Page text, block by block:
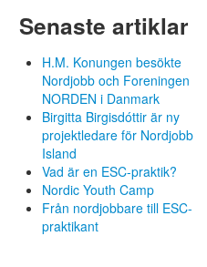
Senaste artiklar
H.M. Konungen besökte
Nordjobb och Foreningen
NORDEN i Danmark
Birgitta Birgisdóttir är ny
projektledare för Nordjobb
Island
Vad är en ESC-praktik?
Nordic Youth Camp
Från nordjobbare till ESC-
praktikant